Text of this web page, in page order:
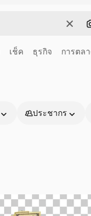
ชัดเจ
เช็ค ธุรกิจ การตล
ประชากร